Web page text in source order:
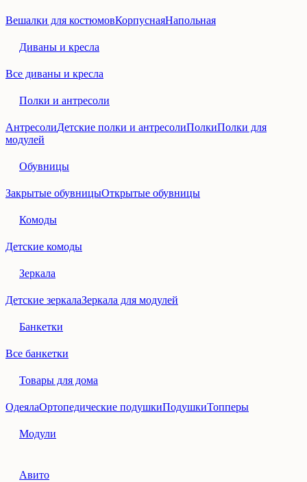
Вешалки для костюмовКорпуснаяНапольная
Диваны и кресла
Все диваны и кресла
Полки и антресоли
АнтресолиДетские полки и антресолиПолкиПолки для
модулей
Обувницы
Закрытые обувницыОткрытые обувницы
Комоды
Детские комоды
Зеркала
Детские зеркалаЗеркала для модулей
Банкетки
Все банкетки
Товары для дома
ОдеялаОртопедические подушкиПодушкиТопперы
Модули
Авито